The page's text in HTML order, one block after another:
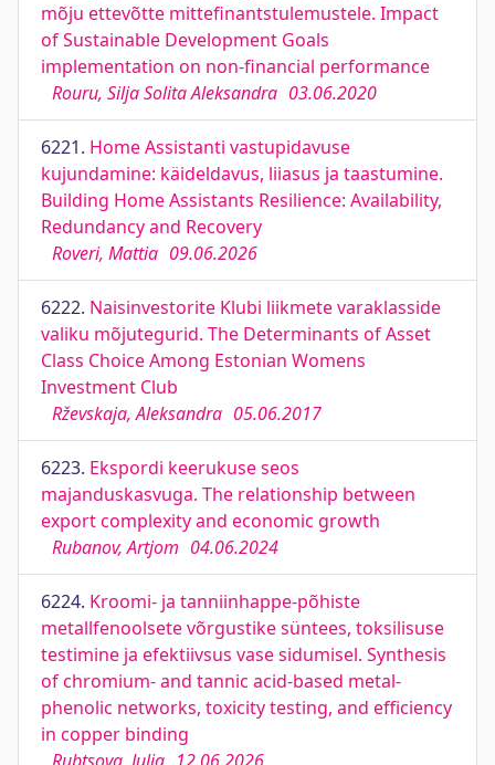
mõju ettevõtte mittefinantstulemustele. Impact
of Sustainable Development Goals
implementation on non-financial performance
Rouru, Silja Solita Aleksandra 03.06.2020
6221. Home Assistanti vastupidavuse
kujundamine: käideldavus, liiasus ja taastumine.
Building Home Assistants Resilience: Availability,
Redundancy and Recovery
Roveri, Mattia 09.06.2026
6222. Naisinvestorite Klubi liikmete varaklasside
valiku mõjutegurid. The Determinants of Asset
Class Choice Among Estonian Womens
Investment Club
Rževskaja, Aleksandra 05.06.2017
6223. Ekspordi keerukuse seos
majanduskasvuga. The relationship between
export complexity and economic growth
Rubanov, Artjom 04.06.2024
6224. Kroomi- ja tanniinhappe-põhiste
metallfenoolsete võrgustike süntees, toksilisuse
testimine ja efektiivsus vase sidumisel. Synthesis
of chromium- and tannic acid-based metal-
phenolic networks, toxicity testing, and efficiency
in copper binding